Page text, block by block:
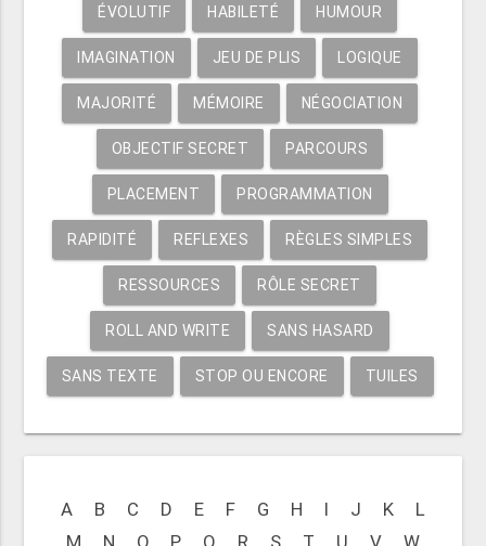
ÉVOLUTIF HABILETÉ HUMOUR
IMAGINATION JEU DE PLIS LOGIQUE
MAJORITÉ MÉMOIRE NÉGOCIATION
OBJECTIF SECRET PARCOURS
PLACEMENT PROGRAMMATION
RAPIDITÉ REFLEXES RÈGLES SIMPLES
RESSOURCES RÔLE SECRET
ROLL AND WRITE SANS HASARD
SANS TEXTE STOP OU ENCORE TUILES
A B C D E F G H I J K
L